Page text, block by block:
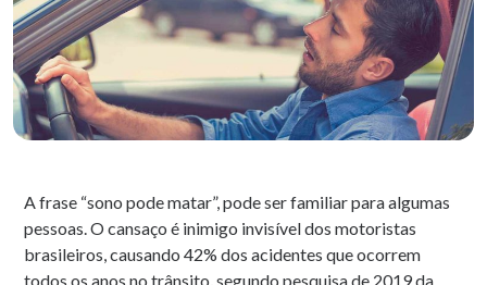
A frase “sono pode matar”, pode ser familiar para algumas
pessoas. O cansaço é inimigo invisível dos motoristas
brasileiros, causando 42% dos acidentes que ocorrem
todos os anos no trânsito, segundo pesquisa de 2019 da